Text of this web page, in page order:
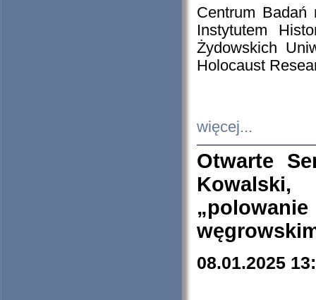
Centrum Badań
Instytutem
Żydowskich
Holocaust
więcej...
Otwarte
08.01.2025